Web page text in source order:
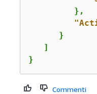
         },
      }
   ]
}
Commenti